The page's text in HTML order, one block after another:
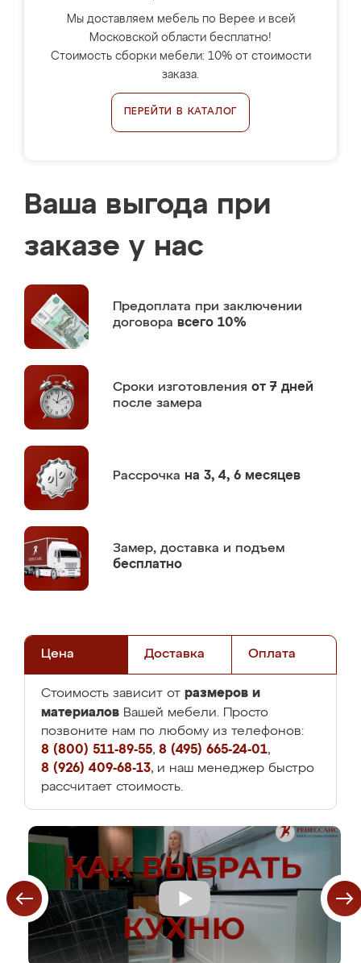
Мы доставляем мебель по Верее и всей
Московской области бесплатно!
Стоимость сборки мебели: 10% от стоимости
заказа.
ПЕРЕЙТИ В КАТАЛОГ
Ваша выгода при
заказе у нас
Предоплата при заключении
договора всего 10%
Сроки изготовления от 7 дней
после замера
Рассрочка на 3, 4, 6 месяцев
Замер, доставка и подъем
бесплатно
Цена Доставка Оплата
Стоимость зависит от размеров и
материалов Вашей мебели. Просто
позвоните нам по любому из телефонов:
8 (800) 511-89-55, 8 (495) 665-24-01,
8 (926) 409-68-13, и наш менеджер быстро
рассчитает стоимость.